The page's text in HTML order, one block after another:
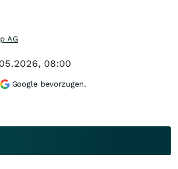
AG
08:00
Google bevorzugen.